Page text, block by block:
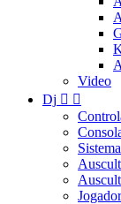
Video
Dj  